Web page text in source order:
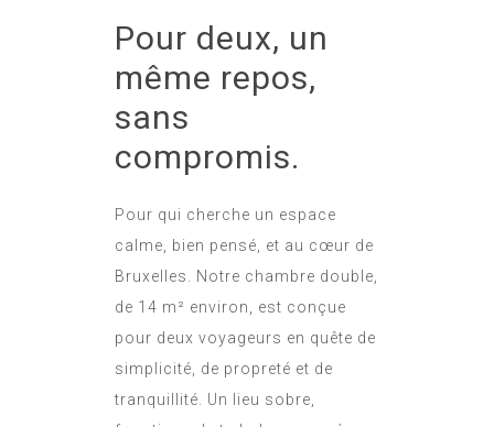
Pour deux, un
même repos,
sans
compromis.
Pour qui cherche un espace
calme, bien pensé, et au cœur de
Bruxelles. Notre chambre double,
de 14 m² environ, est conçue
pour deux voyageurs en quête de
simplicité, de propreté et de
tranquillité. Un lieu sobre,